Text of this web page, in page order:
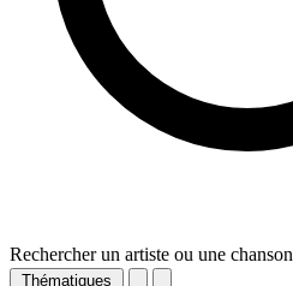
Rechercher un artiste ou une chanson
Thématiques